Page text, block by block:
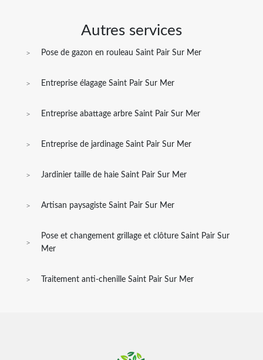
Autres services
Pose de gazon en rouleau Saint Pair Sur Mer
Entreprise élagage Saint Pair Sur Mer
Entreprise abattage arbre Saint Pair Sur Mer
Entreprise de jardinage Saint Pair Sur Mer
Jardinier taille de haie Saint Pair Sur Mer
Artisan paysagiste Saint Pair Sur Mer
Pose et changement grillage et clôture Saint Pair Sur
Mer
Traitement anti-chenille Saint Pair Sur Mer